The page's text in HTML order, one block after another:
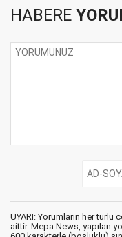
HABERE
UYARI: Yorumların her
aittir. Mepa News, yapılan